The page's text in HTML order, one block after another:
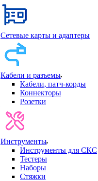
Сетевые карты и адаптеры
Кабели и разъемы
Кабели, патч-корды
Коннекторы
Розетки
Инструменты
Инструменты для СКС
Тестеры
Наборы
Стяжки